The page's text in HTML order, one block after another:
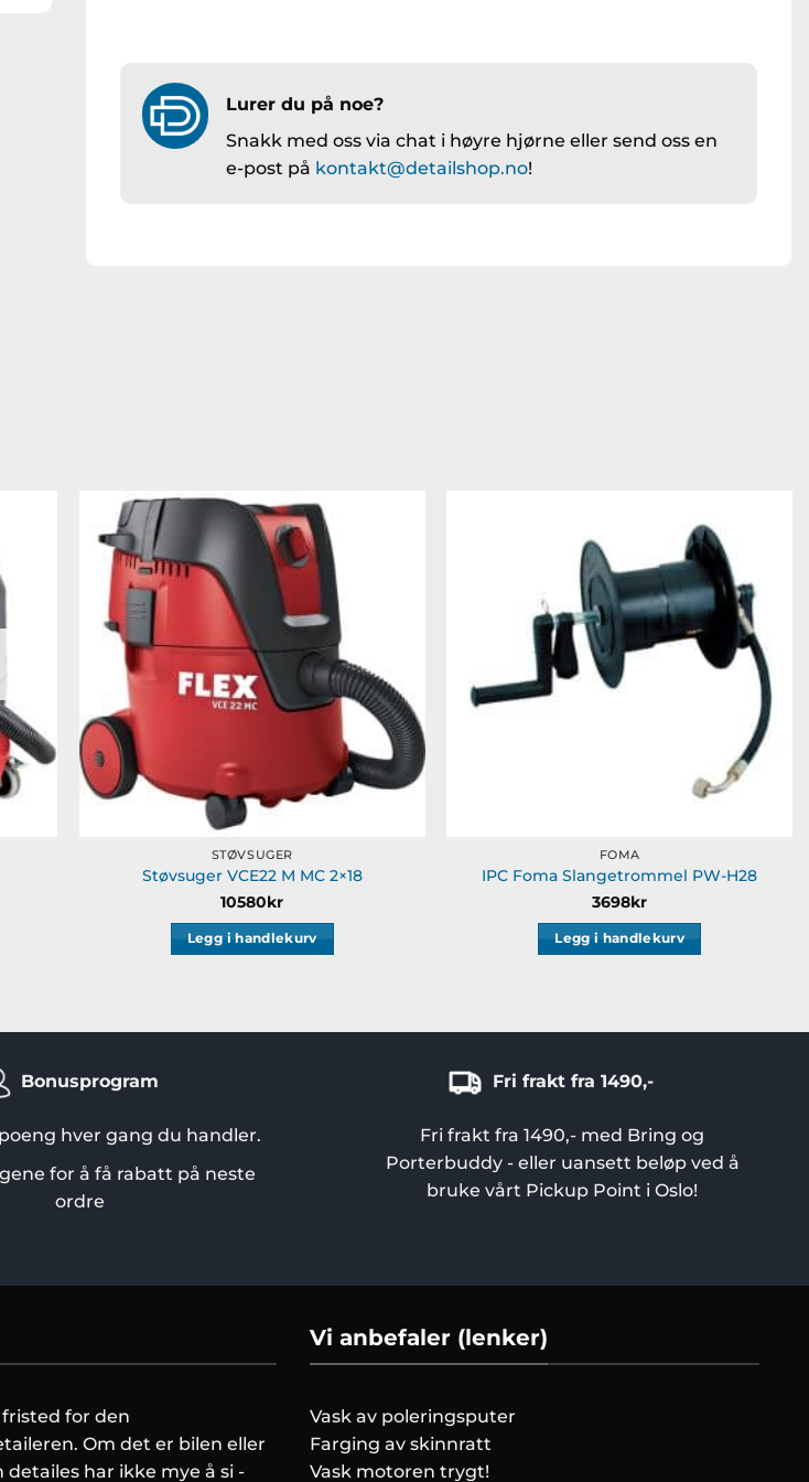
Lurer du på noe?
Snakk med oss via chat i høyre hjørne eller send oss en
e-post på kontakt@detailshop.no!
til
STØVSUGER
Støvsuger VCE22 M MC 2×18
10580kr
Legg i handlekurv
Legg til
ønskeliste
FOMA
IPC Foma Slangetrommel PW-H28
3698kr
Legg i handlekurv
Bonusprogram
hver gang du handler.
for å få rabatt på neste
ordre
Fri frakt fra 1490,-
Fri frakt fra 1490,- med Bring og
Porterbuddy - eller uansett beløp ved å
bruke vårt Pickup Point i Oslo!
for den
Om det er bilen eller
detailes har ikke mye å si -
Vi anbefaler (lenker)
Vask av poleringsputer
Farging av skinnratt
Vask motoren trygt!